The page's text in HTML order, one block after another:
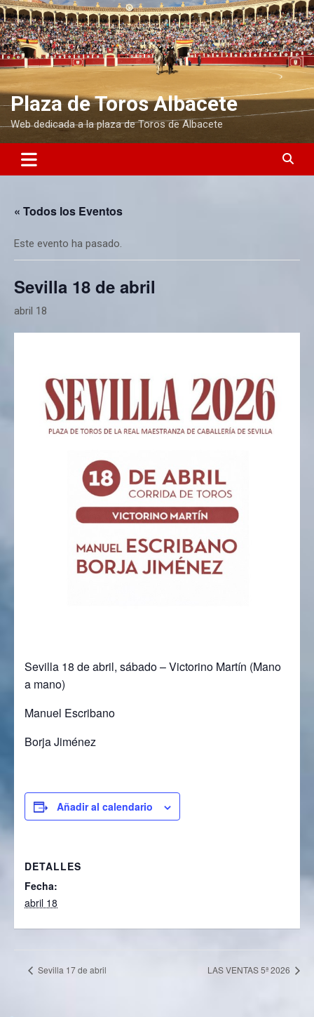
S
a
l
t
a
a
l
c
Plaza de Toros Albacete
Web dedicada a la plaza de Toros de Albacete
« Todos los Eventos
Este evento ha pasado.
Sevilla 18 de abril
abril 18
Sevilla 18 de abril, sábado – Victorino Martín (Mano
a mano)
Manuel Escribano
Borja Jiménez
Añadir al calendario
DETALLES
Fecha:
abril 18
Sevilla 17 de abril LAS VENTAS 5ª 2026